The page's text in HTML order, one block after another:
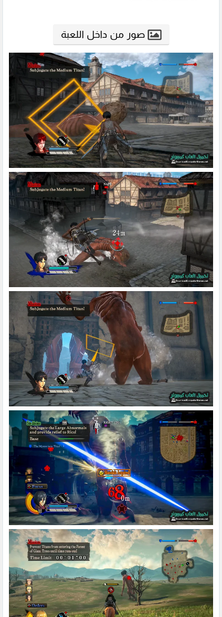
صور من داخل اللعبة